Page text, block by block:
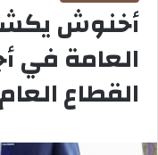
أخنوش
العامة في
القطاع العام